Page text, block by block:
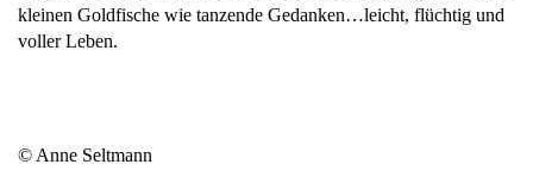
kleinen Goldfische wie tanzende Gedanken…leicht, flüchtig und
voller Leben.
© Anne Seltmann